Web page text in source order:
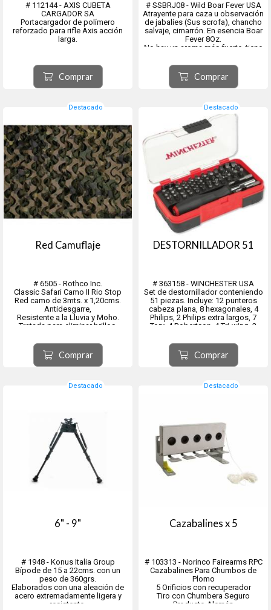
# 112144 - AXIS CUBETA
CARGADOR SA
Portacargador de polímero
reforzado para rifle Axis acción
larga.
Comprar
# SSBRJ08 - Wild Boar Fever USA
Atrayente para caza u observación
de jabalíes (Sus scrofa), chancho
salvaje, cimarrón. En esencia Boar
Fever 8Oz.
No hay un aroma más fuerte, tiene
suidos simplemente caminan
alrededor y no están alerta.
Simula que hay otros mac...
Comprar
Destacado
Red Camuflaje
# 6505 - Rothco Inc.
Classic Safari Camo II Rio Stop
Red camo de 3mts. x 1,20cms.
Antidesgarre,
Resistente a la Lluvia y Moho.
Tratada para eliminar brillos.
Protección, Vehículos
Reversible c/Tratamiento UV100%
Comprar
Destacado
DESTORNILLADOR 51
# 363158 - WINCHESTER USA
Set de destornillador conteniendo
51 piezas. Incluye: 12 punteros
cabeza plana, 8 hexagonales, 4
Philips, 2 Philips extra largos, 7
Torx, 4 Robertson, 4 Tri-wing, 3
Presentación en caja de polímero.
Ideal para el despiece de armas.
Comprar
Destacado
6" - 9"
# 1948 - Konus Italia Group
Bípode de 15 a 22cms. con un
peso de 360grs.
Elaborados con una aleación de
acero extremadamente ligera y
resistente,
Destacado
Cazabalines x 5
# 103313 - Norinco Fairearms RPC
Cazabalines Para Chumbos de
Plomo
5 Orificios con recuperador
Tiro con Chumbera Seguro
Producto Alemán